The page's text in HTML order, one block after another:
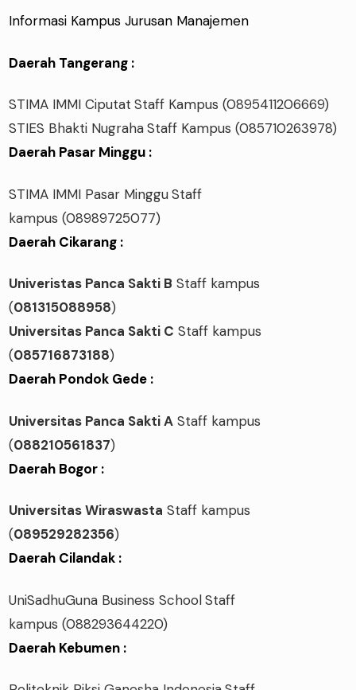
Informasi Kampus Jurusan Manajemen
Daerah Tangerang :
STIMA IMMI Ciputat Staff Kampus(0895411206669)
STIES Bhakti NugrahaStaff Kampus(085710263978)
Daerah Pasar Minggu :
STIMA IMMI Pasar MingguStaff
kampus(08989725077)
Daerah Cikarang :
Univeristas Panca Sakti B Staff kampus
(081315088958)
Universitas Panca Sakti C Staff kampus
(085716873188)
Daerah Pondok Gede :
Universitas Panca Sakti A Staff kampus
(088210561837)
Daerah Bogor :
Universitas Wiraswasta Staff kampus
(089529282356)
Daerah Cilandak :
UniSadhuGuna Business SchoolStaff
kampus(088293644220)
Daerah Kebumen :